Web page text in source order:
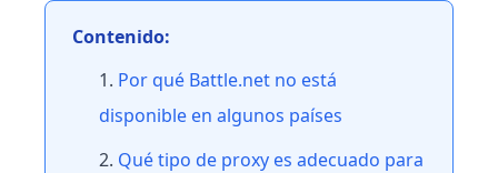
Contenido:
Por qué Battle.net no está
disponible en algunos países
Qué tipo de proxy es adecuado para